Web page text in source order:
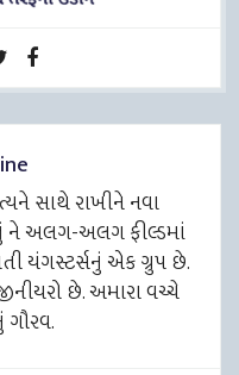
સાથે રાખીને નવા
ને અલગ-અલગ ફીલ્ડમાં
યંગસ્ટર્સનું એક ગ્રુપ છે.
છે. અમારા વચ્ચે